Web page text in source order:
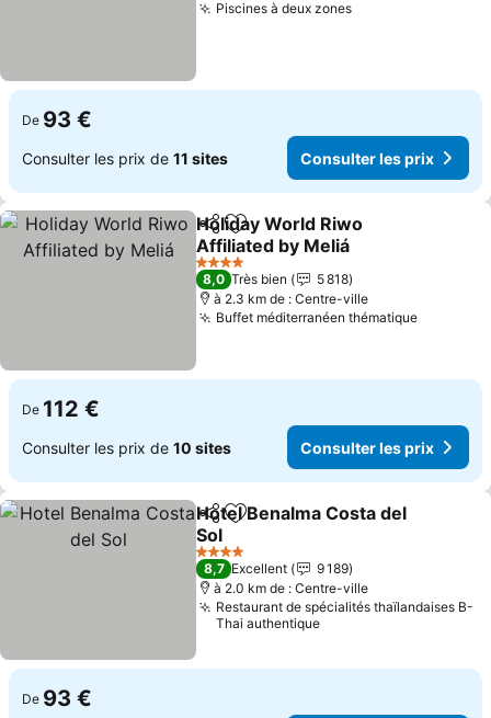
Piscines à deux zones
De 93 €
Consulter les prix de 11 sites Consulter les prix
PartagerAjouter à mes favoris
Holiday World Riwo
Affiliated by Meliá
4 Étoiles
8,0 Très bien
5 818
à 2.3 km de : Centre-ville
Buffet méditerranéen thématique
De 112 €
Consulter les prix de 10 sites Consulter les prix
PartagerAjouter à mes favoris
Hotel Benalma Costa del
Sol
4 Étoiles
8,7 Excellent
9 189
à 2.0 km de : Centre-ville
Restaurant de spécialités thaïlandaises B-
Thai authentique
De 93 €